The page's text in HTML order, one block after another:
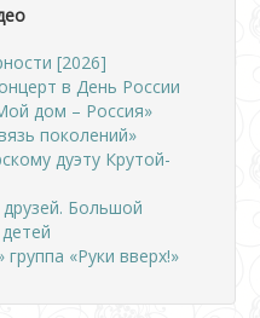
[2026]
в День России
дом – Россия»
поколений»
дуэту Крутой-
Большой
«Руки вверх!»